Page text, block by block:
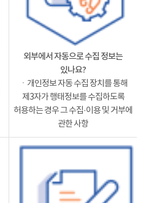
외부에서 자동으로 수집 정보는
있나요?
ㆍ개인정보 자동 수집 장치를 통해
제3자가 행태정보를 수집하도록
허용하는 경우 그 수집·이용 및 거부에
관한 사항